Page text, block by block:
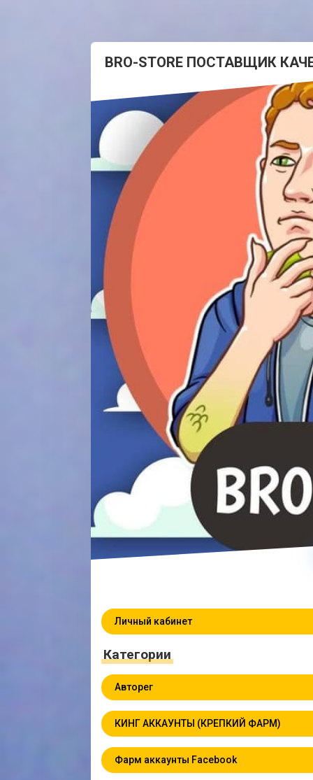
BRO-STORE ПОСТАВЩИК
Личный кабинет
Категории
Авторег
КИНГ АККАУНТЫ (КРЕПКИЙ ФАРМ)
Фарм аккаунты Facebook